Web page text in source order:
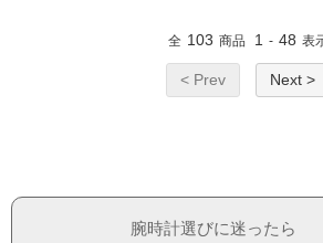
全 103 商品 1 - 48 表
< Prev Next >
腕時計選びに迷った